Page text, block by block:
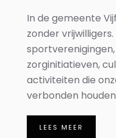
In de gemeente
zonder
zorginitiatieven,
activiteiten die
verbonden
LEES MEER